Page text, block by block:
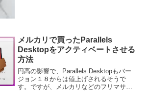
メルカリで買ったParallels
Desktopをアクティベートさせる
方法
円高の影響で、Parallels Desktopもバー
ジョン１８からは値上げされるそうで
す。ですが、メルカリなどのフリマサイ